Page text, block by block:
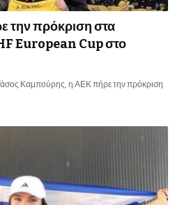
την πρόκριση στα
European Cup στο
Καμπούρης, η ΑΕΚ πήρε την πρόκριση